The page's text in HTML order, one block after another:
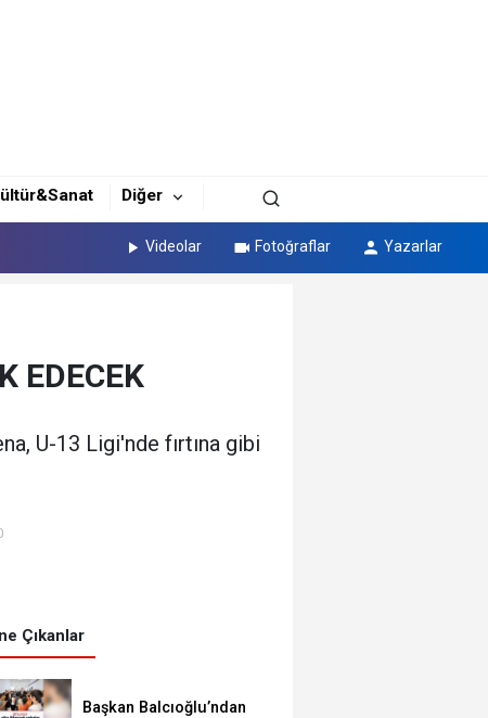
Diğer
Videolar Fotoğraflar Yazarlar
EDECEK
U-13 Ligi'nde fırtına gibi
Çıkanlar
Başkan Balcıoğlu’ndan